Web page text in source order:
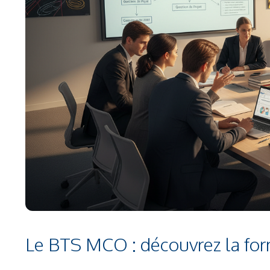
Le BTS MCO : découvrez la